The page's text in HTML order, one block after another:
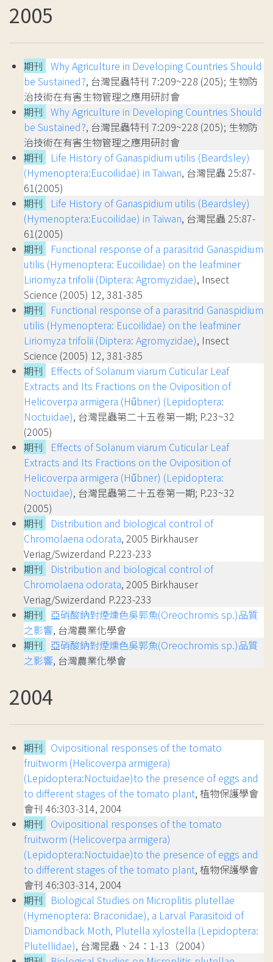
2005
期刊 Why Agriculture in Developing Countries Should
be Sustained?, 台灣昆蟲特刊 7:209~228 (205); 生物防
治技術在有害生物管理之應用研討會
期刊 Why Agriculture in Developing Countries Should
be Sustained?, 台灣昆蟲特刊 7:209~228 (205); 生物防
治技術在有害生物管理之應用研討會
期刊
Life History of Ganaspidium utilis (Beardsley)
(Hymenoptera:Eucoilidae) in Taiwan, 台灣昆蟲 25:87-
61(2005)
期刊
Life History of Ganaspidium utilis (Beardsley)
(Hymenoptera:Eucoilidae) in Taiwan, 台灣昆蟲 25:87-
61(2005)
期刊
Functional response of a parasitrid Ganaspidium
utilis (Hymenoptera: Eucoilidae) on the leafminer
Liriomyza trifolii (Diptera: Agromyzidae), Insect
Science (2005) 12, 381-385
期刊
Functional response of a parasitrid Ganaspidium
utilis (Hymenoptera: Eucoilidae) on the leafminer
Liriomyza trifolii (Diptera: Agromyzidae), Insect
Science (2005) 12, 381-385
期刊
Effects of Solanum viarum Cuticular Leaf
Extracts and Its Fractions on the Oviposition of
Helicoverpa armigera (Hűbner) (Lepidoptera:
Noctuidae), 台灣昆蟲第二十五卷第一期; P.23~32
(2005)
期刊
Effects of Solanum viarum Cuticular Leaf
Extracts and Its Fractions on the Oviposition of
Helicoverpa armigera (Hűbner) (Lepidoptera:
Noctuidae), 台灣昆蟲第二十五卷第一期; P.23~32
(2005)
期刊
Distribution and biological control of
Chromolaena odorata, 2005 Birkhauser
Veriag/Swizerdand P.223-233
期刊
Distribution and biological control of
Chromolaena odorata, 2005 Birkhauser
Veriag/Swizerdand P.223-233
期刊
亞硝酸鈉對煙燻色吳郭魚(Oreochromis sp.)品質
之影響, 台灣農業化學會
期刊
亞硝酸鈉對煙燻色吳郭魚(Oreochromis sp.)品質
之影響, 台灣農業化學會
2004
期刊
Ovipositional responses of the tomato
fruitworm (Helicoverpa armigera)
(Lepidoptera:Noctuidae)to the presence of eggs and
to different stages of the tomato plant, 植物保護學會
會刊 46:303-314, 2004
期刊
Ovipositional responses of the tomato
fruitworm (Helicoverpa armigera)
(Lepidoptera:Noctuidae)to the presence of eggs and
to different stages of the tomato plant, 植物保護學會
會刊 46:303-314, 2004
期刊
Biological Studies on Microplitis plutellae
(Hymenoptera: Braconidae), a Larval Parasitoid of
Diamondback Moth, Plutella xylostella (Lepidoptera:
Plutellidae), 台灣昆蟲、24：1-13（2004）